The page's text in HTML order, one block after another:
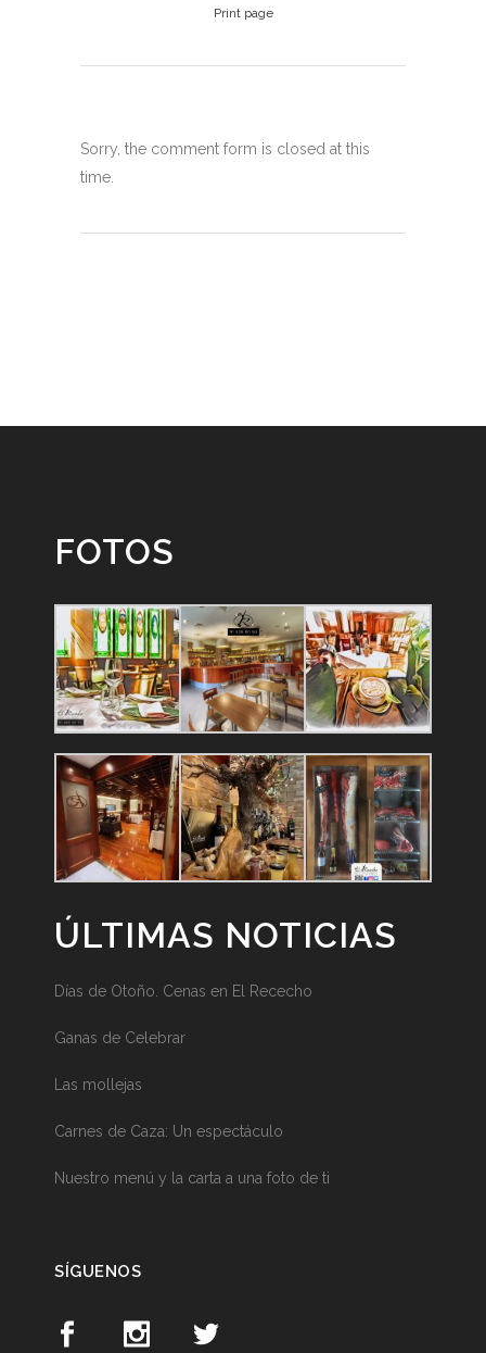
Print page
Sorry, the comment form is closed at this
time.
FOTOS
ÚLTIMAS NOTICIAS
Días de Otoño. Cenas en El Rececho
Ganas de Celebrar
Las mollejas
Carnes de Caza: Un espectáculo
Nuestro menú y la carta a una foto de ti
SÍGUENOS